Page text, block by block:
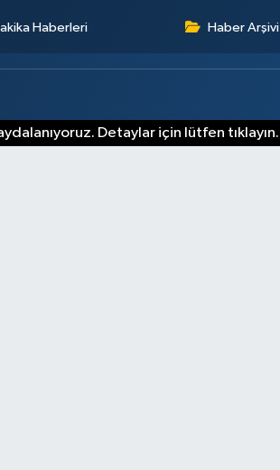
Haberleri Haber Arşivi
Detaylar için lütfen tıklayın.